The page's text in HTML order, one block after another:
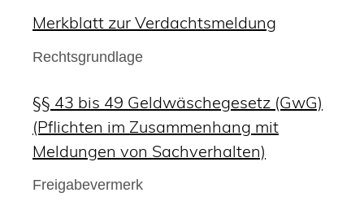
Merkblatt zur Verdachtsmeldung
Rechtsgrundlage
§§ 43 bis 49 Geldwäschegesetz (GwG)
(Pflichten im Zusammenhang mit
Meldungen von Sachverhalten)
Freigabevermerk